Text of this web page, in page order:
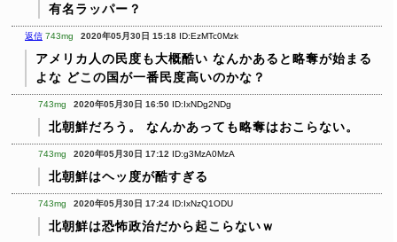
有名ラッパー？
返信 743mg 2020年05月30日 15:18 ID:EzMTc0Mzk
アメリカ人の民度も大概酷い なんかあると略奪が始まる
よな どこの国が一番民度高いのかな？
743mg 2020年05月30日 16:50 ID:IxNDg2NDg
北朝鮮だろう。 なんかあっても略奪はおこらない。
743mg 2020年05月30日 17:12 ID:g3MzA0MzA
北朝鮮はヘッ度が酷すぎる
743mg 2020年05月30日 17:24 ID:IxNzQ1ODU
北朝鮮は恐怖政治だから起こらないｗ